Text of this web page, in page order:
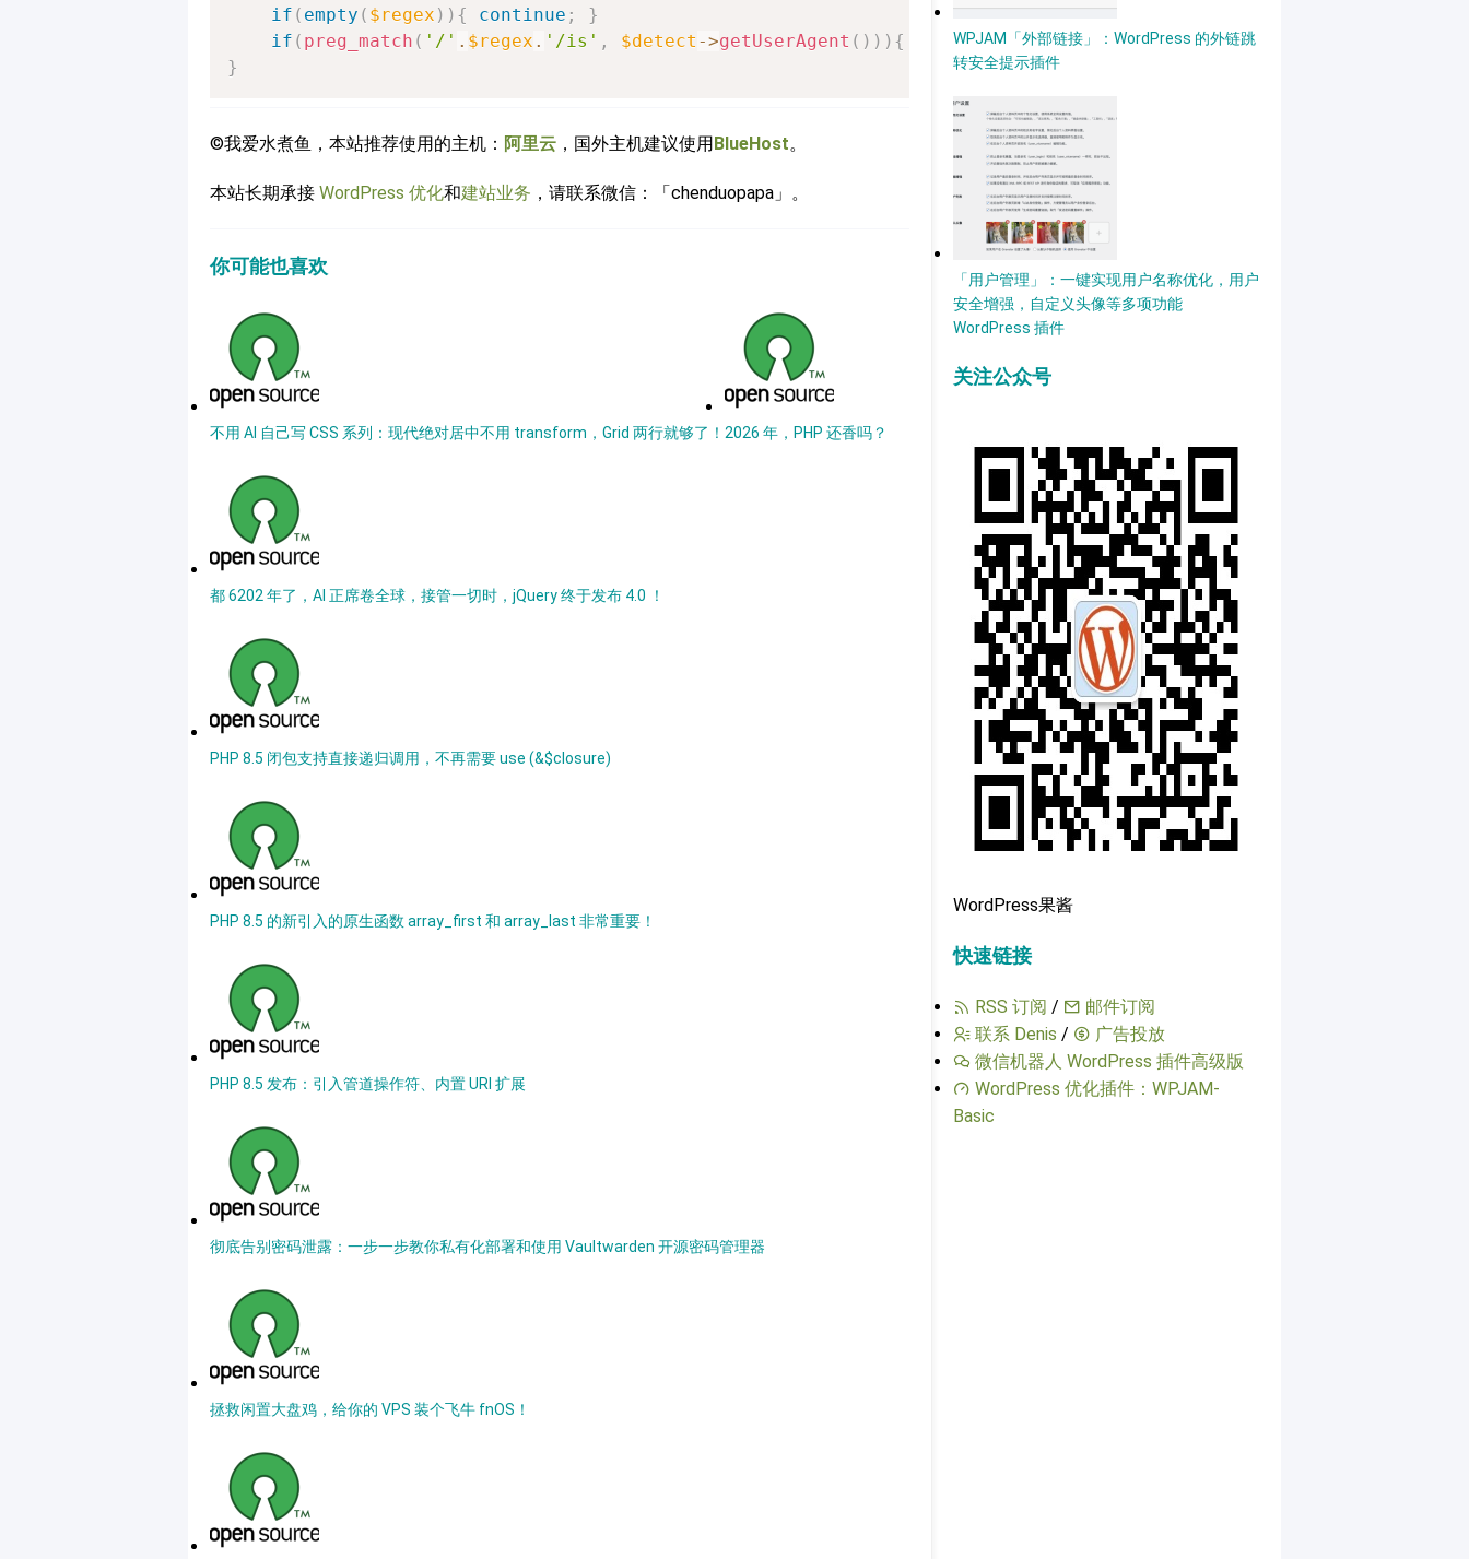
if ( empty ( $regex ) ) { continue ;
}
if ( preg_match ( '/' . $regex . '/is' , $detect ->getUserAgent ( ) ) ) { echo $device; break; }
}
©我爱水煮鱼，本站推荐使用的主机： 阿里云 ，国外主机建议使用BlueHost。
本站长期承接 WordPress 优化和建站业务 ，请联系微信：「chenduopapa」。
你可能也喜欢
不用 AI 自己写 CSS 系列：现代绝对居中不用 transform，Grid 两行就够了！ 2026 年，PHP 还香吗？
都 6202 年了，AI 正席卷全球，接管一切时，jQuery 终于发布 4.0 ！
PHP 8.5 闭包支持直接递归调用，不再需要 use (&$closure)
PHP 8.5 的新引入的原生函数 array_first 和 array_last 非常重要！
PHP 8.5 发布：引入管道操作符、内置 URI 扩展
彻底告别密码泄露：一步一步教你私有化部署和使用 Vaultwarden 开源密码管理器
拯救闲置大盘鸡，给你的 VPS 装个飞牛 fnOS！
WPJAM「外部链接」：WordPress 的外链跳
转安全提示插件
「用户管理」：一键实现用户名称优化，用户
安全增强，自定义头像等多项功能
WordPress 插件
关注公众号
WordPress果酱
快速链接
RSS 订阅 /
邮件订阅
联系 Denis /
广告投放
微信机器人 WordPress 插件高级版
WordPress 优化插件：WPJAM-
Basic